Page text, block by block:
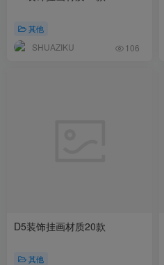
其他
SHUAZIKU 106
D5装饰挂画材质20款
其他